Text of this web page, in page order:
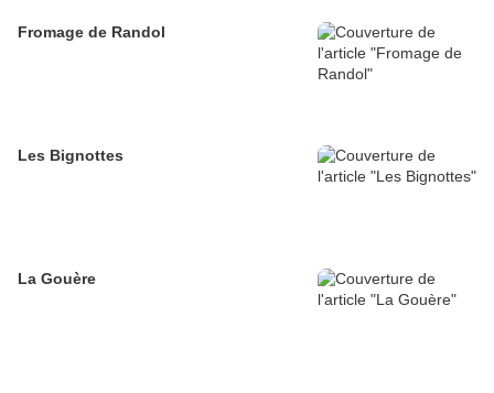
Fromage de Randol
Les Bignottes
La Gouère